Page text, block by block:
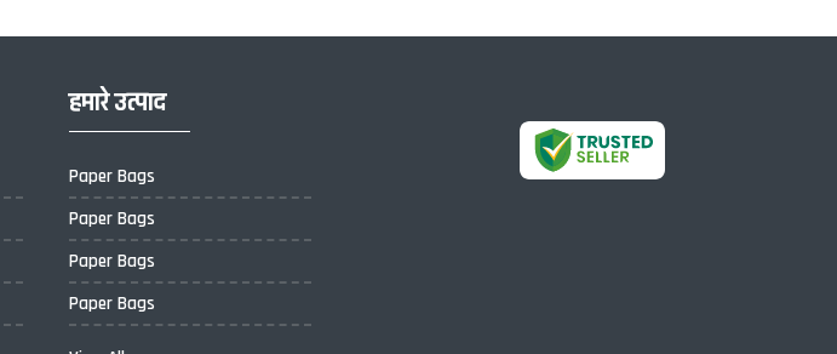
हमारे उत्पाद
Paper Bags
Paper Bags
Paper Bags
Paper Bags